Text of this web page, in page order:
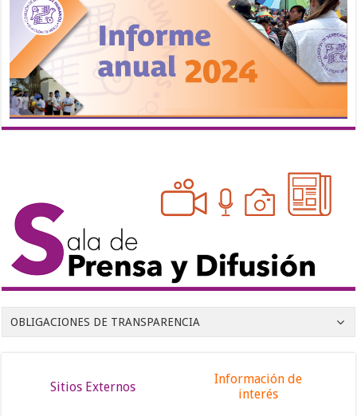
OBLIGACIONES DE TRANSPARENCIA
Sitios Externos
Información de
interés